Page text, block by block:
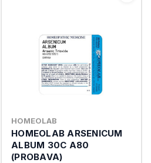
HOMEOLAB
HOMEOLAB ARSENICUM
ALBUM 30C A80
(PROBAVA)